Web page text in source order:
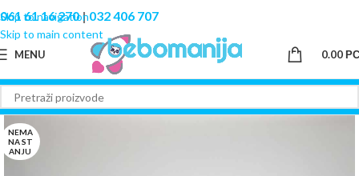
Skip to navigation
Skip to main content
061 61 16 270|032 406 707
MENU 0.00
NEMA
NA ST
ANJU